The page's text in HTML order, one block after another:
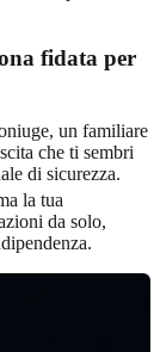
fidata per
un familiare
che ti sembri
di sicurezza.
la tua
da solo,